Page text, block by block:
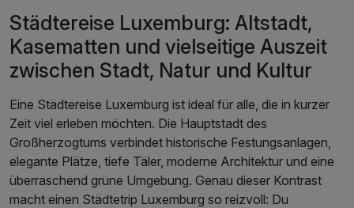
Städtereise Luxemburg: Altstadt,
Kasematten und vielseitige Auszeit
zwischen Stadt, Natur und Kultur
Eine Städtereise Luxemburg ist ideal für alle, die in kurzer
Zeit viel erleben möchten. Die Hauptstadt des
Großherzogtums verbindet historische Festungsanlagen,
elegante Plätze, tiefe Täler, moderne Architektur und eine
überraschend grüne Umgebung. Genau dieser Kontrast
macht einen Städtetrip Luxemburg so reizvoll: Du